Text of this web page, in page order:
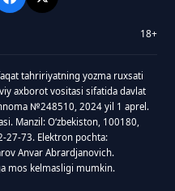
18+
tahririyatning yozma ruxsati
axborot vositasi sifatida davlat
№248510, 2024 yil 1 aprel.
Manzil: Oʻzbekiston, 100180,
27-73. Elektron pochta:
Anvar Abrardjanovich.
mos kelmasligi mumkin.